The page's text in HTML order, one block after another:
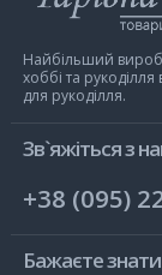
магазин
Мить
Найбільший
хоббі та
для рукоділля.
Зв`яжіться з
+38 (095)
Бажаєте знати